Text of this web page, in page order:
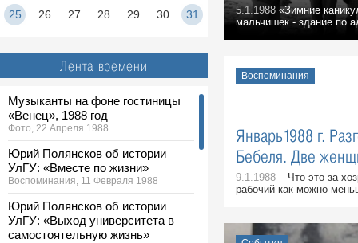
25 26 27 28 29 30 31
Лента времени
Музыканты на фоне гостиницы
«Венец», 1988 год
Фото, 22 Апреля 1988
Юрий Полянсков об истории
УлГУ: «Вместе по жизни»
Воспоминания, 11 Февраля 1988
Юрий Полянсков об истории
УлГУ: «Выход университета в
самостоятельную жизнь»
5.1.1988 «Зимние
мальчишек - здание по
Воспоминания
Январь1988 г.
Бебеля. Две
9.1.1988 – Что это за
рабочий как можно